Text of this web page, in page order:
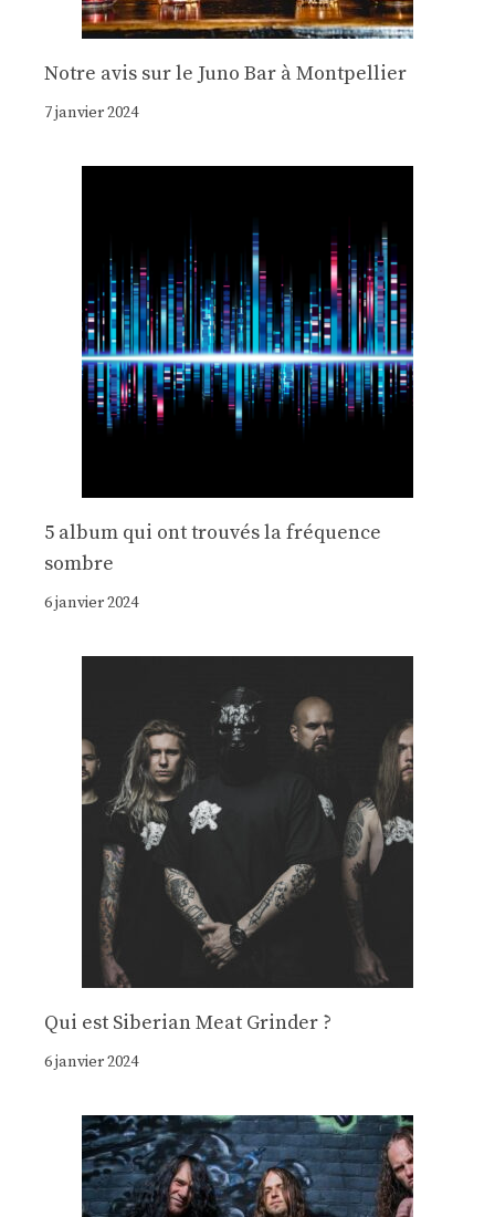
Notre avis sur le Juno Bar à Montpellier
7 janvier 2024
5 album qui ont trouvés la fréquence
sombre
6 janvier 2024
Qui est Siberian Meat Grinder ?
6 janvier 2024